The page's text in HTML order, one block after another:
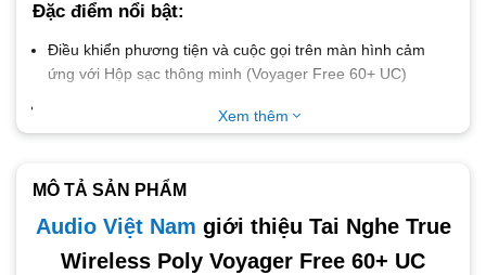
Đặc điểm nổi bật:
Điều khiển phương tiện và cuộc gọi trên màn hình cảm
ứng với Hộp sạc thông minh (Voyager Free 60+ UC)
Thời gian đàm thoại (sử dụng cả hai tai nghe) lên đến 16,5
Thời gian nghe (ANC bật) lên đến 24 giờ (8 giờ cộng thêm
16 giờ với hộp sạc)
Sạc điện nhanh lên đến 1 giờ 12 phút đàm thoại sau 15
Xem thêm
MÔ TẢ SẢN PHẨM
Audio Việt Nam giới thiệu Tai Nghe True
Wireless Poly Voyager Free 60+ UC